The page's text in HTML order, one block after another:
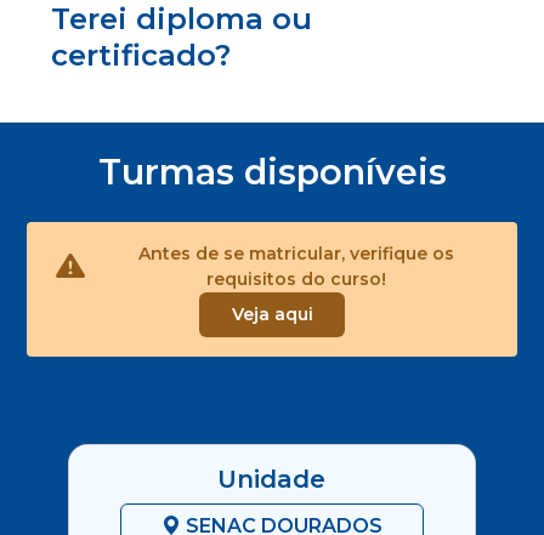
Terei diploma ou
certificado?
Turmas disponíveis
Antes de se matricular, verifique os
requisitos do curso!
Veja aqui
Unidade
SENAC DOURADOS